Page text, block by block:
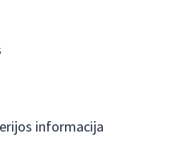
informacija